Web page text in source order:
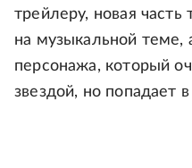
трейлеру, новая часть
на музыкальной теме,
персонажа, который
звездой, но попадает